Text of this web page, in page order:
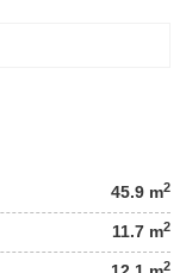
45.9 m2
11.7 m2
2